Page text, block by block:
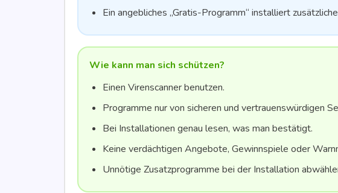
Ein angeb­li­ches „Gra­tis-Pro­gramm“ instal­liert
Wie kann man sich schützen?
Einen Viren­scan­ner benutzen.
Pro­gram­me nur von siche­ren und ver­trau­ens­wür­di­gen
Bei Instal­la­tio­nen genau lesen, was man bestätigt.
Kei­ne ver­däch­ti­gen Ange­bo­te, Gewinn­spie­le oder
Unnö­ti­ge Zusatz­pro­gram­me bei der Instal­la­ti­on